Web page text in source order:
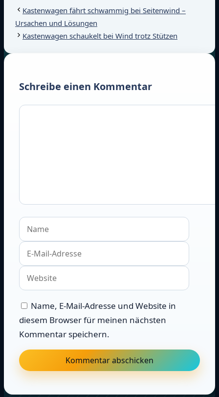
Kastenwagen fährt schwammig bei Seitenwind –
Ursachen und Lösungen
Kastenwagen schaukelt bei Wind trotz Stützen
Schreibe einen Kommentar
Kommentar
Name
E-
Mail-
Name, E-Mail-Adresse und Website in
diesem Browser für meinen nächsten
Kommentar speichern.